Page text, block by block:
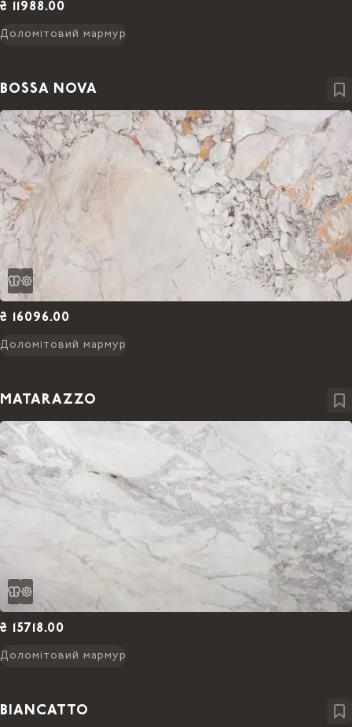
₴ 11988.00
Доломітовий мармур
BOSSA NOVA
₴ 16096.00
Доломітовий мармур
MATARAZZO
₴ 15718.00
Доломітовий мармур
BIANCATTO